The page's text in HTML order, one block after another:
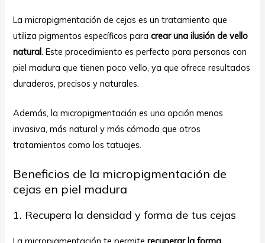
La micropigmentación de cejas es un tratamiento que
utiliza pigmentos específicos paracrear una ilusión de vello
natural . Este procedimiento es perfecto para personas con
piel madura que tienen poco vello, ya que ofrece resultados
duraderos, precisos y naturales.
Además, la micropigmentación es una opción menos
invasiva, más natural y más cómoda que otros
tratamientos comolos tatuajes.
Beneficios de la micropigmentación de
cejas en piel madura
1. Recupera la densidad y forma de tus cejas